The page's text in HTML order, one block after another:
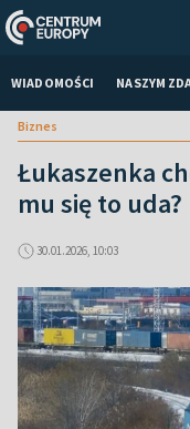
WIADOMOŚCI NASZYM
Biznes
Łukaszenka
mu się to uda?
30.01.2026, 10:03